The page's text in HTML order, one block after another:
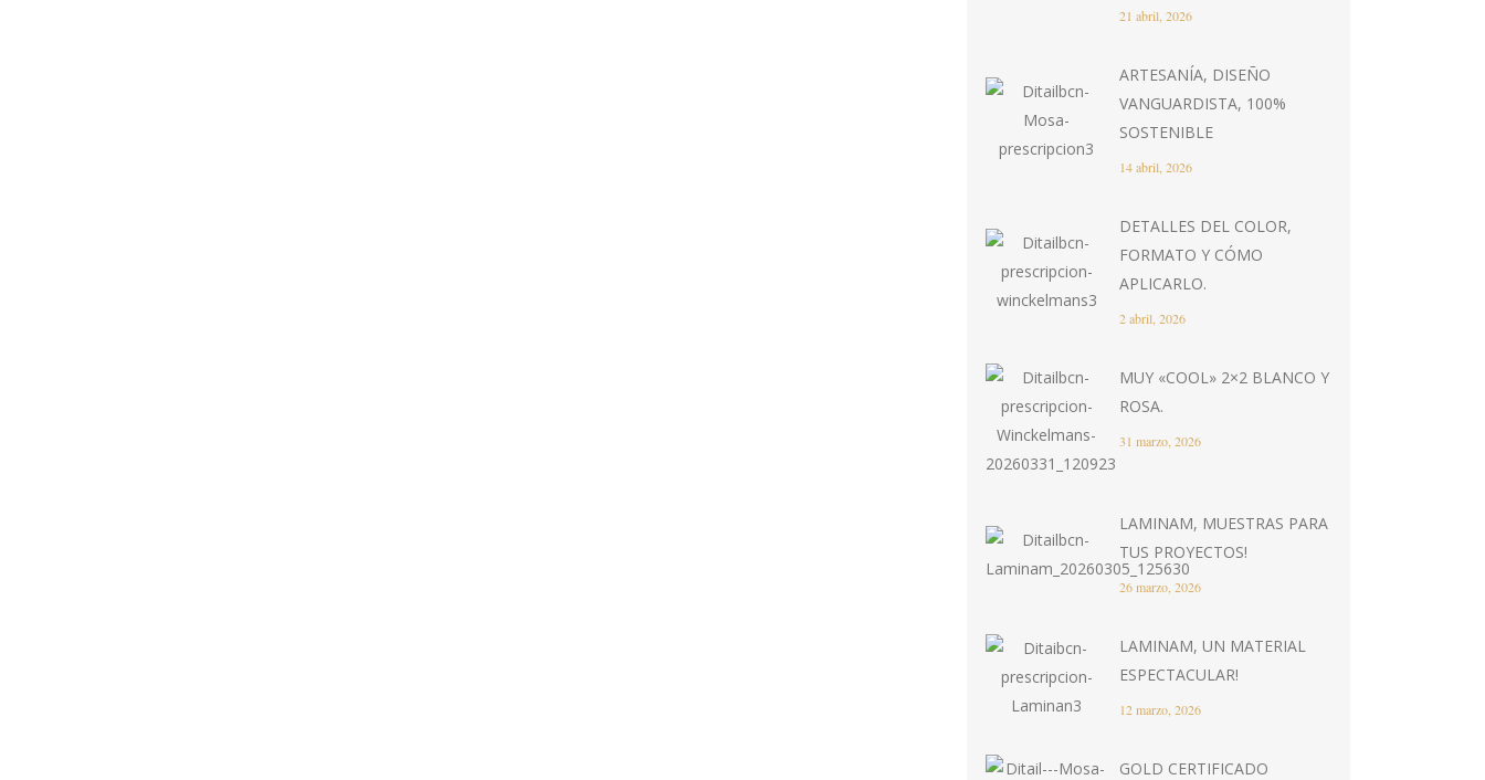
21 abril, 2026
ARTESANÍA, DISEÑO
VANGUARDISTA, 100%
SOSTENIBLE
14 abril, 2026
DETALLES DEL COLOR,
FORMATO Y CÓMO
APLICARLO.
2 abril, 2026
MUY «COOL» 2×2 BLANCO Y
ROSA.
31 marzo, 2026
LAMINAM, MUESTRAS PARA
TUS PROYECTOS!
26 marzo, 2026
LAMINAM, UN MATERIAL
ESPECTACULAR!
12 marzo, 2026
GOLD CERTIFICADO